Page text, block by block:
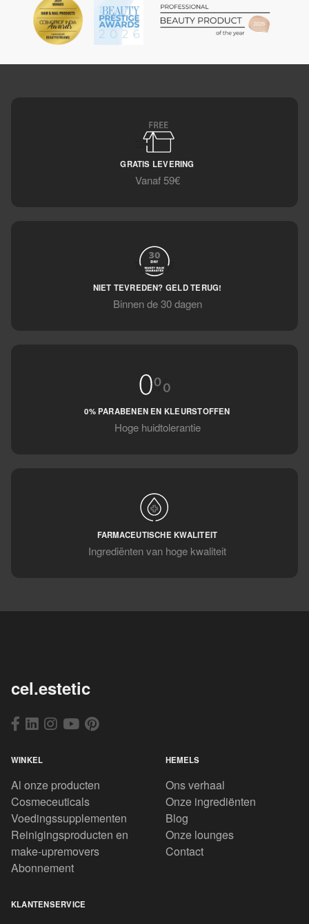
GRATIS LEVERING
Vanaf 59€
NIET TEVREDEN? GELD TERUG!
Binnen de 30 dagen
0% PARABENEN EN KLEURSTOFFEN
Hoge huidtolerantie
FARMACEUTISCHE KWALITEIT
Ingrediënten van hoge kwaliteit
cel.estetic
WINKEL
Al onze producten
Cosmeceuticals
Voedingssupplementen
Reinigingsproducten en
make-upremovers
Abonnement
HEMELS
Ons verhaal
Onze ingrediënten
Blog
Onze lounges
Contact
KLANTENSERVICE